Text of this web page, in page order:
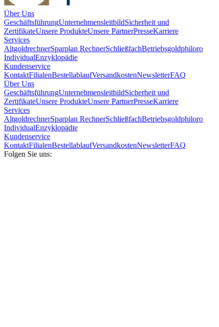
Über Uns
GeschäftsführungUnternehmensleitbildSicherheit und
ZertifikateUnsere ProdukteUnsere PartnerPresseKarriere
Services
AltgoldrechnerSparplan RechnerSchließfachBetriebsgoldphiloro
IndividualEnzyklopädie
Kundenservice
KontaktFilialenBestellablaufVersandkostenNewsletterFAQ
Über Uns
GeschäftsführungUnternehmensleitbildSicherheit und
ZertifikateUnsere ProdukteUnsere PartnerPresseKarriere
Services
AltgoldrechnerSparplan RechnerSchließfachBetriebsgoldphiloro
IndividualEnzyklopädie
Kundenservice
KontaktFilialenBestellablaufVersandkostenNewsletterFAQ
Folgen Sie uns: